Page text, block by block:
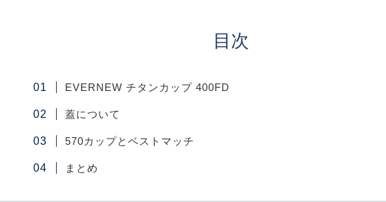
目次
EVERNEW チタンカップ 400FD
蓋について
570カップとベストマッチ
まとめ